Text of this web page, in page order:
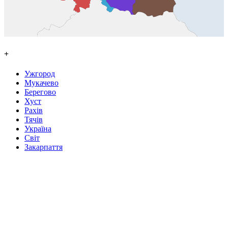
+
Ужгород
Мукачево
Берегово
Хуст
Рахів
Тячів
Україна
Світ
Закарпаття